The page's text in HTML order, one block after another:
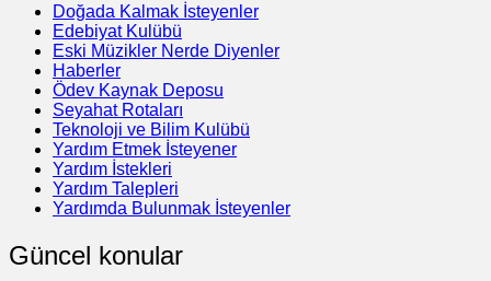
Doğada Kalmak İsteyenler
Edebiyat Kulübü
Eski Müzikler Nerde Diyenler
Haberler
Ödev Kaynak Deposu
Seyahat Rotaları
Teknoloji ve Bilim Kulübü
Yardım Etmek İsteyener
Yardım İstekleri
Yardım Talepleri
Yardımda Bulunmak İsteyenler
Güncel konular